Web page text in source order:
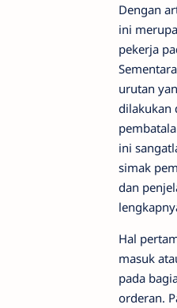
Dengan
ini
pekerja
urutan
dilakukan
ini
simak
dan
Hal
masuk
pada
orderan.